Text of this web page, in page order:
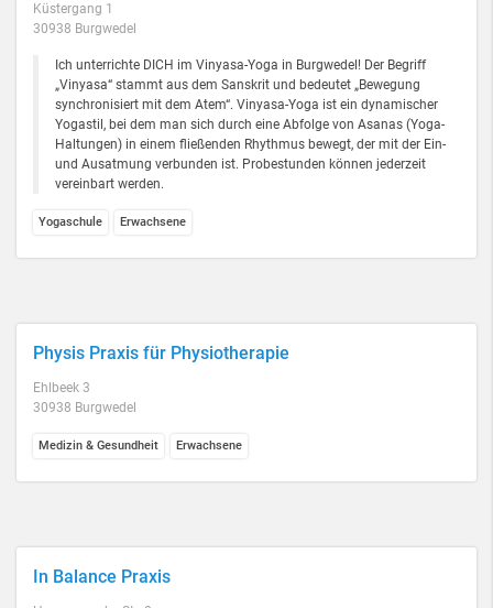
Küstergang 1
30938 Burgwedel
Ich unterrichte DICH im Vinyasa-Yoga in Burgwedel! Der Begriff
„Vinyasa“ stammt aus dem Sanskrit und bedeutet „Bewegung
synchronisiert mit dem Atem“. Vinyasa-Yoga ist ein dynamischer
Yogastil, bei dem man sich durch eine Abfolge von Asanas (Yoga-
Haltungen) in einem fließenden Rhythmus bewegt, der mit der Ein-
und Ausatmung verbunden ist. Probestunden können jederzeit
vereinbart werden.
Yogaschule Erwachsene
Physis Praxis für Physiotherapie
Ehlbeek 3
30938 Burgwedel
Medizin & Gesundheit Erwachsene
In Balance Praxis